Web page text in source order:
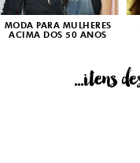
MODA PARA MULHERES
ACIMA DOS 50 ANOS
...itens